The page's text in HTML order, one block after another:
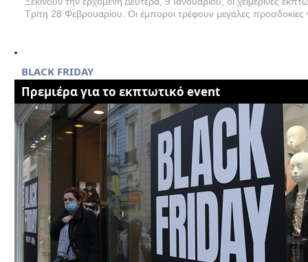
Τρίτη 28 Φεβρουαρίου. Οι έμποροι τρέφουν μεγάλες προσδοκίες
BLACK FRIDAY
Πρεμιέρα για το εκπτωτικό event